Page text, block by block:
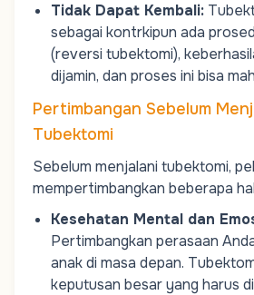
Tidak Dapat Kembali:
sebagai kontrkipun ada
(reversi tubektomi),
dijamin, dan proses ini bisa
Pertimbangan Sebelum
Tubektomi
Sebelum menjalani tubektomi,
mempertimbangkan beberapa
Kesehatan Mental dan
Pertimbangkan perasaan
anak di masa depan.
keputusan besar yang harus